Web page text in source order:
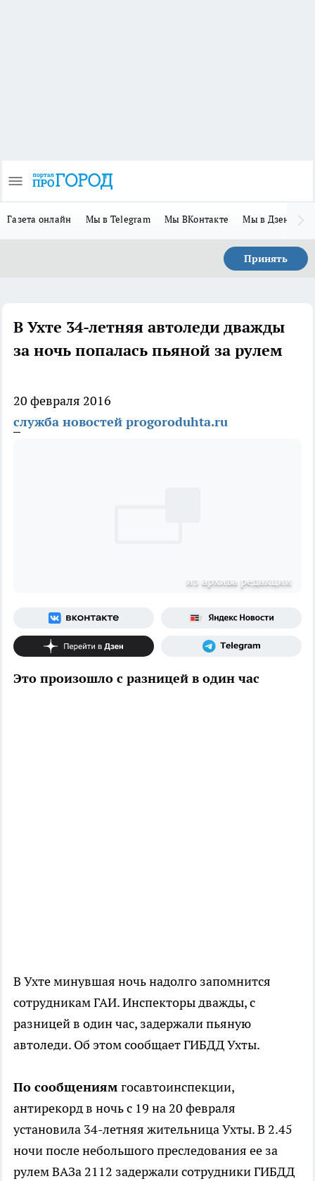
Газета онлайн Мы в Telegram Мы ВКонтакте Мы в Дзене
Принять
В Ухте 34-летняя автоледи дважды
за ночь попалась пьяной за рулем
20 февраля 2016
служба новостей progoroduhta.ru
из архива редакции
Это произошло с разницей в один час
В Ухте минувшая ночь надолго запомнится
сотрудникам ГАИ. Инспекторы дважды, с
разницей в один час, задержали пьяную
автоледи. Об этом сообщает ГИБДД Ухты.
По сообщениям госавтоинспекции,
антирекорд в ночь с 19 на 20 февраля
установила 34-летняя жительница Ухты. В 2.45
ночи после небольшого преследования ее за
рулем ВАЗа 2112 задержали сотрудники ГИБДД